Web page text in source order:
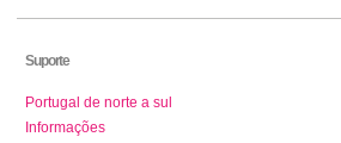
Suporte
Portugal de norte a sul
Informações